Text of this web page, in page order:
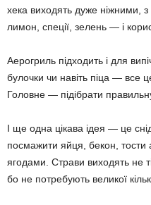
хека виходять дуже ніжними,
лимон, спеції, зелень — і
Аерогриль підходить і для
булочки чи навіть піца — все
Головне — підібрати
І ще одна цікава ідея — це
посмажити яйця, бекон, тости
ягодами. Страви виходять не
бо не потребують великої